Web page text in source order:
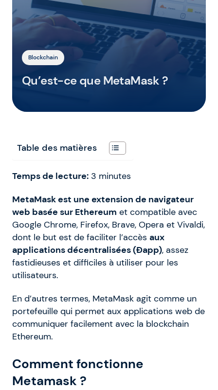
Blockchain
Qu’est-ce que MetaMask ?
Table des matières
Temps de lecture: 3 minutes
MetaMask est une extension de navigateur
web basée sur Ethereum et compatible avec
Google Chrome, Firefox, Brave, Opera et Vivaldi,
dont le but est de faciliter l’accès aux
applications décentralisées (Ðapp), assez
fastidieuses et difficiles à utiliser pour les
utilisateurs.
En d’autres termes, MetaMask agit comme un
portefeuille qui permet aux applications web de
communiquer facilement avec la blockchain
Ethereum.
Comment fonctionne
Metamask ?